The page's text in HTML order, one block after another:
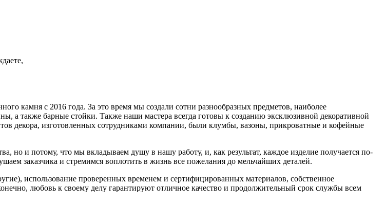
камня с 2016 года. За это время мы создали сотни разнообразных предметов, наиболее
а также барные стойки. Также наши мастера всегда готовы к созданию эксклюзивной декоративной
декора, изготовленных сотрудниками компании, были клумбы, вазоны, прикроватные и кофейные
и потому, что мы вкладываем душу в нашу работу, и, как результат, каждое изделие получается по-
заказчика и стремимся воплотить в жизнь все пожелания до мельчайших деталей.
использование проверенных временем и сертифицированных материалов, собственное
любовь к своему делу гарантируют отличное качество и продолжительный срок службы всем